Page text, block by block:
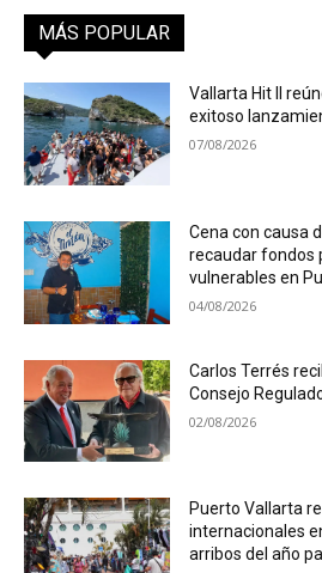
MÁS POPULAR
Vallarta Hit II
exitoso
07/08/2026
Cena con causa
recaudar fondos
vulnerables en
04/08/2026
Carlos Terrés
Consejo
02/08/2026
Puerto Vallarta
internacionales
arribos del año